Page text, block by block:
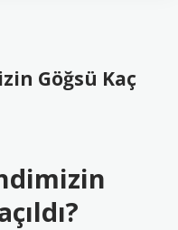
Göğsü Kaç